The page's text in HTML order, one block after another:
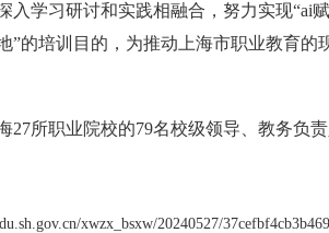
入学习研讨和实践相融合，努力实现“ai
”的培训目的，为推动上海市职业教育的
业院校的79名校级领导、教务负责
xwzx_bsxw/20240527/